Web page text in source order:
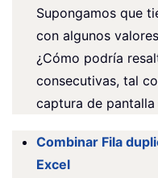
Supongamos que
con algunos
¿Cómo podría
consecutivas, tal
captura de pantalla
Combinar Fila
Excel